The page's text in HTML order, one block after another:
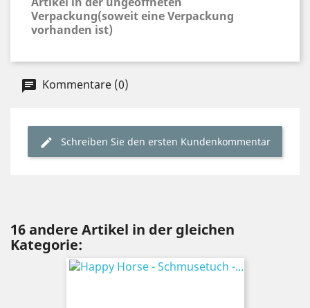
Verpackung(soweit eine Verpackung
vorhanden ist)
Kommentare (0)
Schreiben Sie den ersten Kundenkommentar
16 andere Artikel in der gleichen
Kategorie: